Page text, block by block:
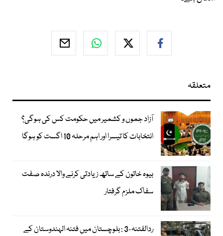
متعلقہ
آزاد جموں و کشمیر میں حکومت کس کی ہوگی؟
انتخابات کا تیسرا اور اہم مرحلہ 10 اگست کو ہوگا
بیوہ خاتون کے ساتھ زیادتی کرنے والا درندہ صفت
سفاک ملزم گرفتار
ردالفتنہ-3 : بلوچستان میں فتنہ الہندوستان کے